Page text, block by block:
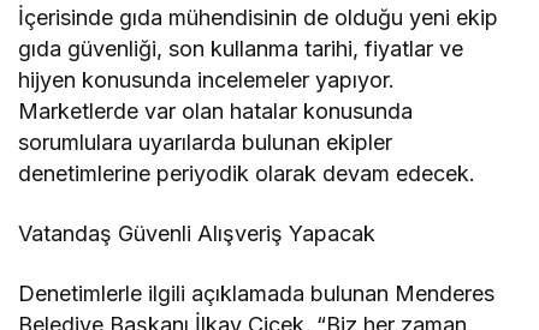
İçerisinde gıda mühendisinin de olduğu yeni ekip
gıda güvenliği, son kullanma tarihi, fiyatlar ve
hijyen konusunda incelemeler yapıyor.
Marketlerde var olan hatalar konusunda
sorumlulara uyarılarda bulunan ekipler
denetimlerine periyodik olarak devam edecek.
Vatandaş Güvenli Alışveriş Yapacak
Denetimlerle ilgili açıklamada bulunan Menderes
Belediye Başkanı İlkay Çiçek, “Biz her zaman